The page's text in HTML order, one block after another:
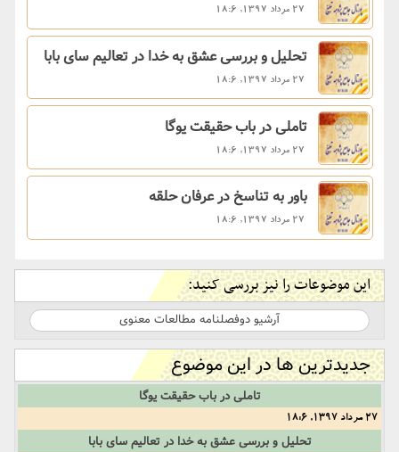
27 مرداد 1397, 18:6
تحلیل و بررسی عشق به خدا در تعالیم سای بابا
27 مرداد 1397, 18:6
تاملی در باب حقیقت یوگا
27 مرداد 1397, 18:6
باور به تناسخ در عرفان حلقه
27 مرداد 1397, 18:6
این موضوعات را نیز بررسی کنید:
آرشیو دوفصلنامه مطالعات معنوی
جدیدترین ها در این موضوع
تاملی در باب حقیقت یوگا
27 مرداد 1397, 18:6
تحلیل و بررسی عشق به خدا در تعالیم سای بابا